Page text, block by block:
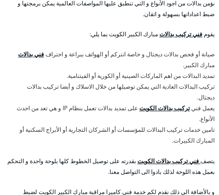
نؤمن بدالات من اجود الأنواع و التي تنطبق عليها المواصفات العالمية يمكن برمجتها و
ضبط اعداداتها بسهولة و اتقان.
يقوم فني تركيب بدالاتمبارك الكبير الكويت بما يلي:
صيانة أو فحص بدالات ديجتال و خاصة انتركم أو الهواتف ببراعة و احتراففني بدالات
مبارك الكبير.
تمديد البدالات من اهم الماركات الصينية أو الكورية أو الفيتنامية.
تركيب البدالات العادية التي يمكن توصيلها من خلال الاسلاك و أيضا تركيب بدالات
ديجتال.
يعمل فنيتركيب بدالات الكويت
على تمديد بدالات تعمل بنظام IP و هي تعد من احدث
الأنواع.
تامين خدمات تركيب البدالات للمؤسسات أو الشركان التجارية أو الأبراج السكنية أو
المبارك الكبيرات.
يتصففني تركيب بدالات الكويتبقدرته على توصيل الخطوط كلها بلوحة واحدة و التحكم
بعمل هذه اللوحة لذلك بادوا الى التواصل معنا.
و بالأضافة الى ذلك نقدم لكم خدمة فني كاميرا مراقبة مبارك الكبير الكويت لضبط